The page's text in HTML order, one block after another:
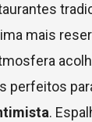
mais
perfeitos
.